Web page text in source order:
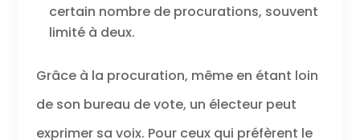
certain nombre de procurations, souvent
limité à deux.
Grâce à la procuration, même en étant loin
de son bureau de vote, un électeur peut
exprimer sa voix. Pour ceux qui préfèrent le